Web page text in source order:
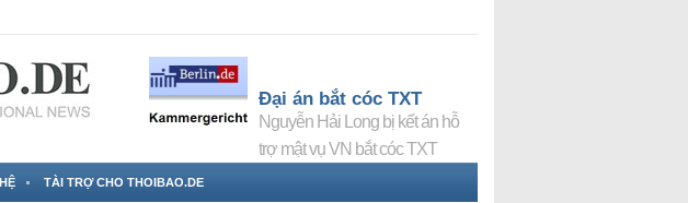
Đại án bắt cóc TXT
Nguyễn Hải Long bị kết án hỗ
trợ mật vụ VN bắt cóc TXT
TÀI TRỢ CHO THOIBAO.DE